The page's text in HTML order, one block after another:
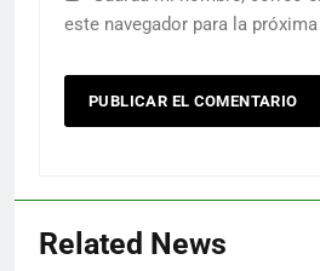
este navegador para la
Related News